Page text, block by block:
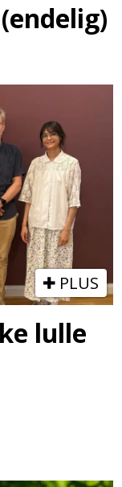
PLUS
lulle